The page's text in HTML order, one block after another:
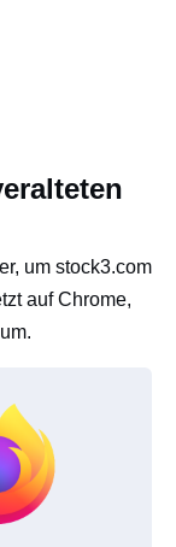
um stock3.com
auf Chrome,